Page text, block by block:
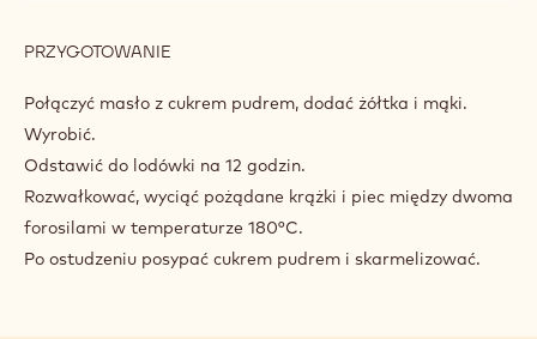
PRZYGOTOWANIE
KRUCHE
Połączyć masło z cukrem pudrem, dodać żółtka i mąki.
Wyrobić.
Odstawić do lodówki na 12 godzin.
Rozwałkować, wyciąć pożądane krążki i piec między dwoma
forosilami w temperaturze 180°C.
Po ostudzeniu posypać cukrem pudrem i skarmelizować.